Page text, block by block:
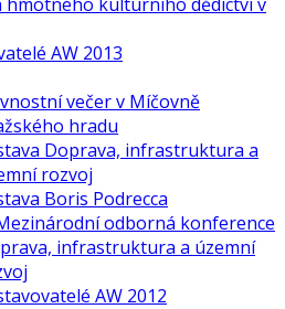
AW 2013
večer v Míčovně
hradu
Doprava, infrastruktura a
rozvoj
Boris Podrecca
odborná konference
infrastruktura a územní
AW 2012